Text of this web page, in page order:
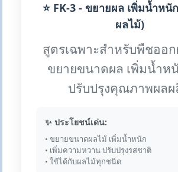
⭐ FK-3 - ขยายผล เพิ่มน้ำหนั
ผลไม้)
สูตรเฉพาะสำหรับพืชออ
ขยายขนาดผล เพิ่มน้ำห
ปรับปรุงคุณภาพผลผ
✨ ประโยชน์เด่น:
• ขยายขนาดผลไม้ เพิ่มน้ำหนัก
• เพิ่มความหวาน ปรับปรุงรสชาติ
• ใช้ได้กับผลไม้ทุกชนิด